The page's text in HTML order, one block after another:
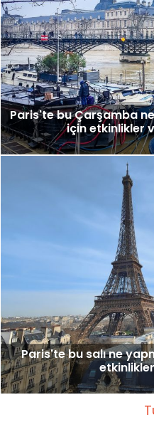
Paris'te bu Çarşamba
için etkinlikler
Paris'te bu salı ne